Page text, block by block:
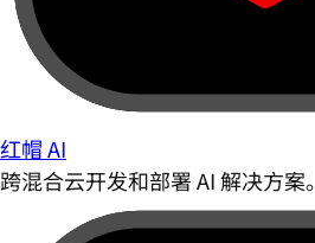
红帽 AI
跨混合云开发和部署 AI 解决方案。